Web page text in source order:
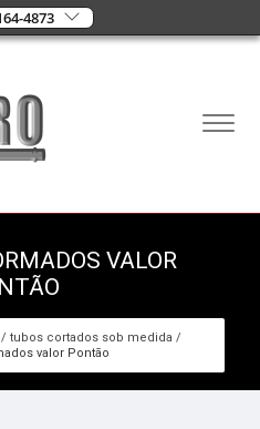
4873
VALOR
tubos cortados sob medida
valor Pontão